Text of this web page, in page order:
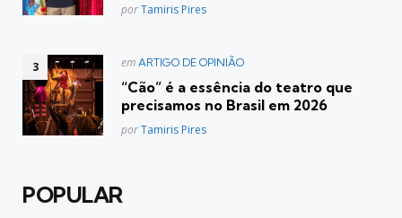
Posted
porTamiris Pires
Postado
em
em ARTIGO DE OPINIÃO
“Cão” é a essência do teatro que
precisamos no Brasil em 2026
Posted
porTamiris Pires
POPULAR